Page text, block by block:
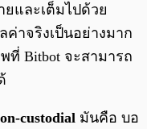
ยและเต็มไปด้วย
าจริงเป็นอย่างมาก
ที่ Bitbot จะสามารถ
custodial มันคือ บอ